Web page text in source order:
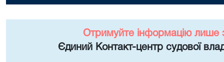
Отримуйте інформацію лише
Єдиний Контакт-центр судової